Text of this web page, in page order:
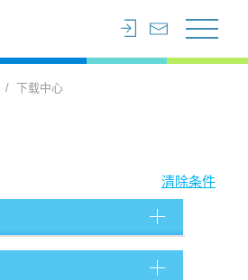
下载中心
清除条件